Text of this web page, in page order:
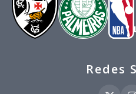
Redes